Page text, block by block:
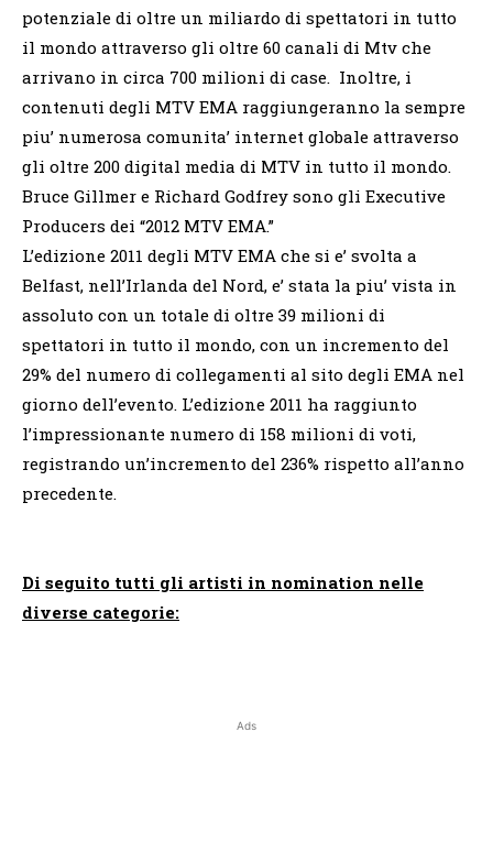
potenziale di oltre un miliardo di spettatori in tutto
il mondo attraverso gli oltre 60 canali di Mtv che
arrivano in circa 700 milioni di case. Inoltre, i
contenuti degli MTV EMA raggiungeranno la sempre
piu’ numerosa comunita’ internet globale attraverso
gli oltre 200 digital media di MTV in tutto il mondo.
Bruce Gillmer e Richard Godfrey sono gli Executive
Producers dei “2012 MTV EMA.”
L’edizione 2011 degli MTV EMA che si e’ svolta a
Belfast, nell’Irlanda del Nord, e’ stata la piu’ vista in
assoluto con un totale di oltre 39 milioni di
spettatori in tutto il mondo, con un incremento del
29% del numero di collegamenti al sito degli EMA nel
giorno dell’evento. L’edizione 2011 ha raggiunto
l’impressionante numero di 158 milioni di voti,
registrando un’incremento del 236% rispetto all’anno
precedente.
Di seguito tutti gli artisti in nomination nelle
diverse categorie:
Ads